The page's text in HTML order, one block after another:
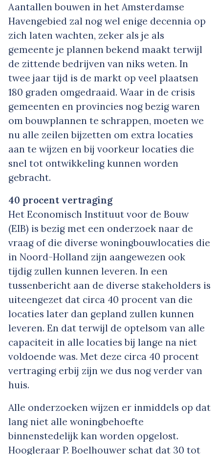
Aantallen bouwen in het Amsterdamse
Havengebied zal nog wel enige decennia op
zich laten wachten, zeker als je als
gemeente je plannen bekend maakt terwijl
de zittende bedrijven van niks weten. In
twee jaar tijd is de markt op veel plaatsen
180 graden omgedraaid. Waar in de crisis
gemeenten en provincies nog bezig waren
om bouwplannen te schrappen, moeten we
nu alle zeilen bijzetten om extra locaties
aan te wijzen en bij voorkeur locaties die
snel tot ontwikkeling kunnen worden
gebracht.
40 procent vertraging
Het Economisch Instituut voor de Bouw
(EIB) is bezig met een onderzoek naar de
vraag of die diverse woningbouwlocaties die
in Noord-Holland zijn aangewezen ook
tijdig zullen kunnen leveren. In een
tussenbericht aan de diverse stakeholders is
uiteengezet dat circa 40 procent van die
locaties later dan gepland zullen kunnen
leveren. En dat terwijl de optelsom van alle
capaciteit in alle locaties bij lange na niet
voldoende was. Met deze circa 40 procent
vertraging erbij zijn we dus nog verder van
huis.
Alle onderzoeken wijzen er inmiddels op dat
lang niet alle woningbehoefte
binnenstedelijk kan worden opgelost.
Hoogleraar P. Boelhouwer schat dat 30 tot